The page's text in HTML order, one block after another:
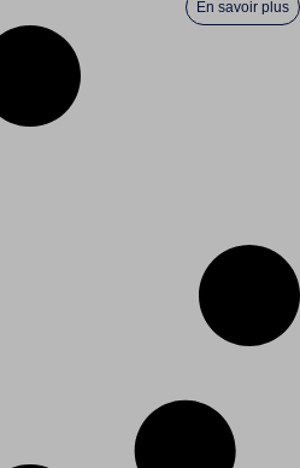
En savoir plus